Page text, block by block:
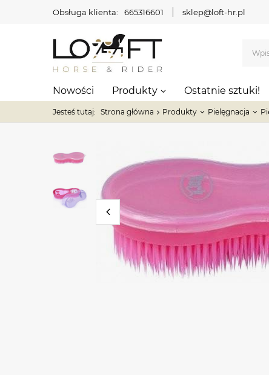
Obsługa klienta: 665316601 sklep@loft-hr.pl
Nowości Produkty Ostatnie sztuki!
Jesteś tutaj: Strona główna Produkty Pielęgnacja